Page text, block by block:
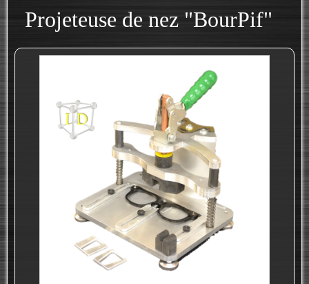
Projeteuse de nez "BourPif"